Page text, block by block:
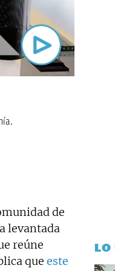
de
levantada
reúne
que este